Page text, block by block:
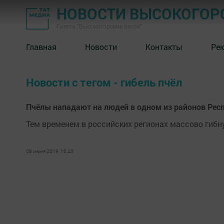
НОВОСТИ
Главная Новости Контакты
Новости с тегом - гибель пчёл
Пчёлы нападают на людей в одном из районов
Тем временем в российских регионах массово
08 июня 2019, 16:43